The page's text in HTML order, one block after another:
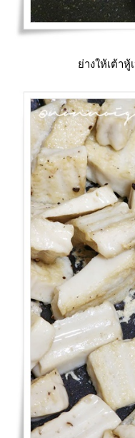
างให้เต้าหู้